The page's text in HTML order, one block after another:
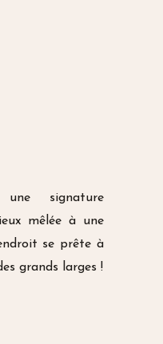
une signature
mêlée à une
se prête à
grands larges !